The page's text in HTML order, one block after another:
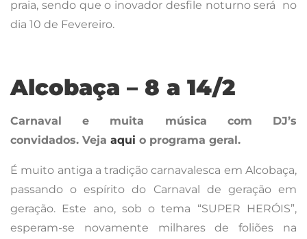
praia, sendo que o inovador desfile noturno será no
dia 10 de Fevereiro.
Alcobaça – 8 a 14/2
Carnaval e muita música com DJ’s
convidados. Veja aqui o programa geral.
É muito antiga a tradição carnavalesca em Alcobaça,
passando o espírito do Carnaval de geração em
geração. Este ano, sob o tema “SUPER HERÓIS”,
esperam-se novamente milhares de foliões na